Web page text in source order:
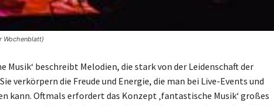
Wochenblatt)
Musik‘ beschreibt Melodien, die stark von der Leidenschaft der
verkörpern die Freude und Energie, die man bei Live-Events und
kann. Oftmals erfordert das Konzept ‚fantastische Musik‘ großes